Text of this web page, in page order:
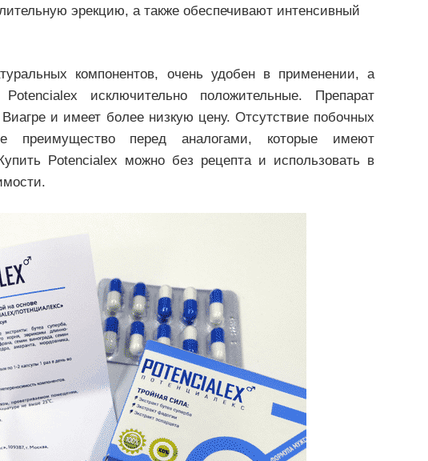
эрекцию, а также обеспечивают интенсивный
компонентов, очень удобен в применении, а
исключительно положительные. Препарат
и имеет более низкую цену. Отсутствие побочных
преимущество перед аналогами, которые имеют
Potencialex можно без рецепта и использовать в